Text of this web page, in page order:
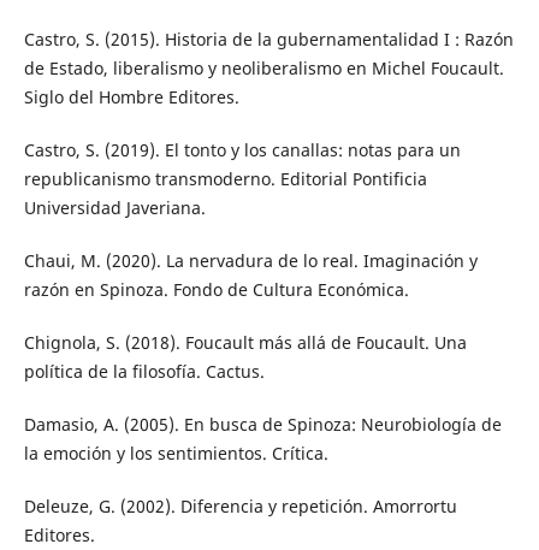
Castro, S. (2015). Historia de la gubernamentalidad I : Razón
de Estado, liberalismo y neoliberalismo en Michel Foucault.
Siglo del Hombre Editores.
Castro, S. (2019). El tonto y los canallas: notas para un
republicanismo transmoderno. Editorial Pontificia
Universidad Javeriana.
Chaui, M. (2020). La nervadura de lo real. Imaginación y
razón en Spinoza. Fondo de Cultura Económica.
Chignola, S. (2018). Foucault más allá de Foucault. Una
política de la filosofía. Cactus.
Damasio, A. (2005). En busca de Spinoza: Neurobiología de
la emoción y los sentimientos. Crítica.
Deleuze, G. (2002). Diferencia y repetición. Amorrortu
Editores.